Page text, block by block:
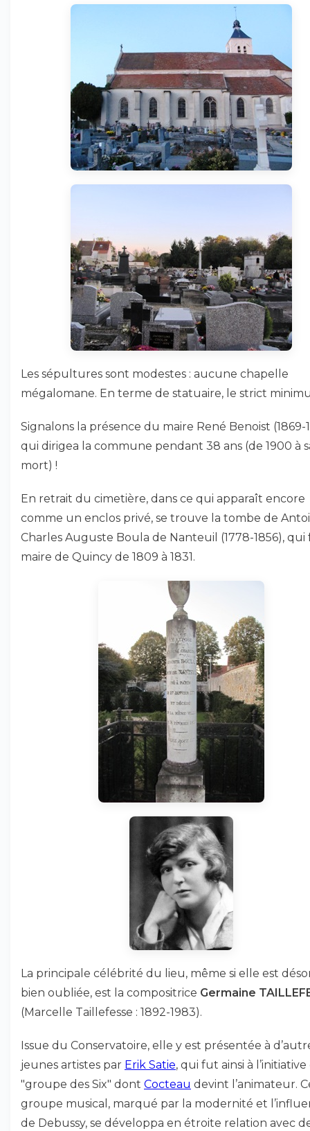
Les sépultures sont modestes : aucune chapelle
mégalomane. En terme de statuaire, le strict
Signalons la présence du maire René Benoist (1869-
qui dirigea la commune pendant 38 ans (de 1900 à
mort) !
En retrait du cimetière, dans ce qui apparaît encore
comme un enclos privé, se trouve la tombe de
Charles Auguste Boula de Nanteuil (1778-1856),
maire de Quincy de 1809 à 1831.
La principale célébrité du lieu, même si elle est
bien oubliée, est la compositrice Germaine
(Marcelle Taillefesse : 1892-1983).
Issue du Conservatoire, elle y est présentée à
jeunes artistes par Erik Satie, qui fut ainsi à
"groupe des Six" dont Cocteau devint l’animateur.
groupe musical, marqué par la modernité et
de Debussy, se développa en étroite relation avec